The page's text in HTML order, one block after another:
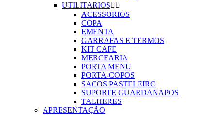
UTILITARIOS 
ACESSORIOS
COPA
EMENTA
GARRAFAS E TERMOS
KIT CAFE
MERCEARIA
PORTA MENU
PORTA-COPOS
SACOS PASTELEIRO
SUPORTE GUARDANAPOS
TALHERES
APRESENTAÇÃO